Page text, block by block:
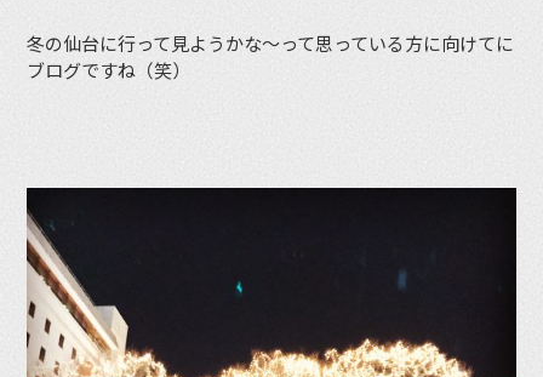
冬の仙台に行って見ようかな〜って思っている方に向けてに
ブログですね（笑）